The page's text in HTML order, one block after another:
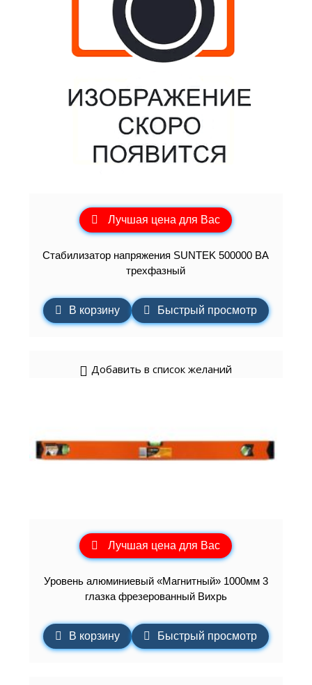
Лучшая цена для Вас
Стабилизатор напряжения SUNTEK 500000 ВА
трехфазный
В корзину Быстрый просмотр
Добавить в список желаний
Лучшая цена для Вас
Уровень алюминиевый «Магнитный» 1000мм 3
глазка фрезерованный Вихрь
В корзину Быстрый просмотр